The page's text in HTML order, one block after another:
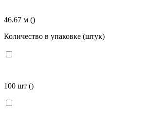
46.67 м ()
Количество в упаковке (штук)
100 шт ()